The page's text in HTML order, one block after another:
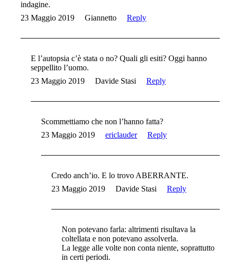
indagine.
23 Maggio 2019
Giannetto Reply
E l’autopsia c’è stata o no? Quali gli esiti? Oggi hanno
seppellito l’uomo.
23 Maggio 2019
Davide Stasi Reply
Scommettiamo che non l’hanno fatta?
23 Maggio 2019
ericlauder Reply
Credo anch’io. E lo trovo ABERRANTE.
23 Maggio 2019
Davide Stasi Reply
Non potevano farla: altrimenti risultava la
coltellata e non potevano assolverla.
La legge alle volte non conta niente, soprattutto
in certi periodi.